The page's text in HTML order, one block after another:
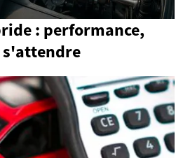
: performance,
s'attendre